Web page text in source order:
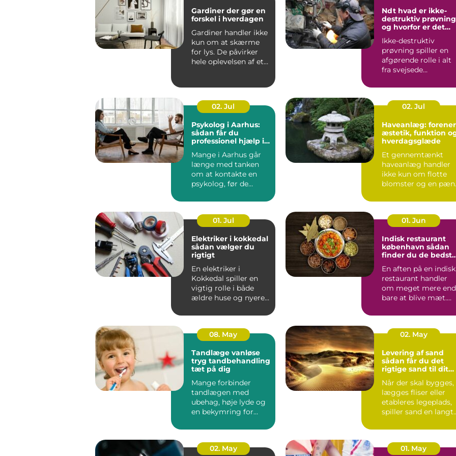
Gardiner der gør en
forskel i hverdagen
Gardiner handler ikke
kun om at skærme
for lys. De påvirker
hele oplevelsen af et
Ndt hvad er ikke-
destruktiv
og hvorfor er det
Ikke-destruktiv
prøvning spiller en
afgørende rolle i alt
fra svejsede
rørledninge...
02. Jul
Psykolog i Aarhus:
sådan får du
professionel hjælp i
Mange i Aarhus går
længe med tanken
om at kontakte en
psykolog, før de
02. Jul
Haveanlæg: forener
æstetik, funktion
hverdagsglæde
Et gennemtænkt
haveanlæg handler
ikke kun om flotte
blomster og en pæn
01. Jul
Elektriker i kokkedal
sådan vælger du
rigtigt
En elektriker i
Kokkedal spiller en
vigtig rolle i både
ældre huse og nyere
Elinstallatione...
01. Jun
Indisk restaurant
københavn sådan
finder du de bedste
En aften på en indisk
restaurant handler
om meget mere end
bare at blive mæt.
...
08. May
Tandlæge vanløse
tryg tandbehandling
tæt på dig
Mange forbinder
tandlægen med
ubehag, høje lyde og
en bekymring for
spiller reg...
02. May
Levering af sand
sådan får du det
rigtige sand til dit
Når der skal bygges,
lægges fliser eller
etableres legeplads,
spiller sand en langt
02. May 01. May